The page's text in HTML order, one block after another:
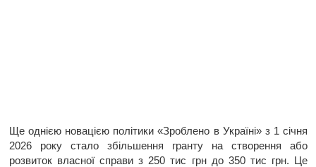
Ще однією новацією політики «Зроблено в Україні» з 1 січня
2026 року стало збільшення гранту на створення або
розвиток власної справи з 250 тис грн до 350 тис грн. Це